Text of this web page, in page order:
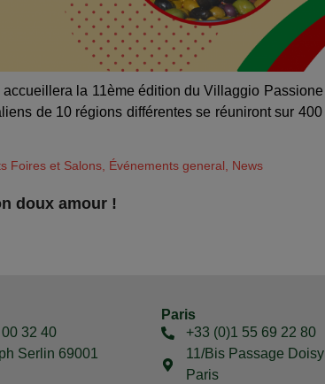
la 11ème édition du Villaggio
de 10 régions différentes se réuniront sur
Foires et Salons Événements general News
doux amour !
32 40
Serlin 69001
Paris
+33 (0)1 55 69 22 80
11/Bis Passage
Paris